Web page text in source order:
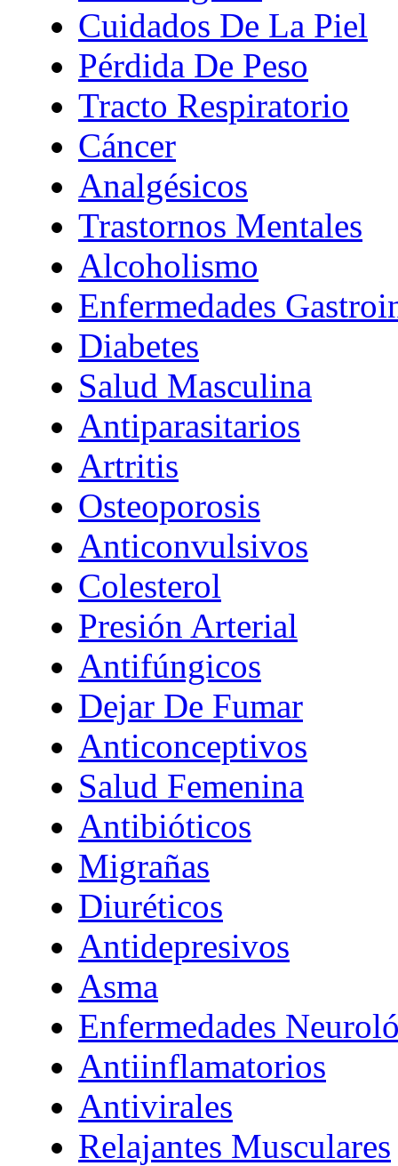
Cuidados De La Piel
Pérdida De Peso
Tracto Respiratorio
Cáncer
Analgésicos
Trastornos Mentales
Alcoholismo
Enfermedades
Diabetes
Salud Masculina
Antiparasitarios
Artritis
Osteoporosis
Anticonvulsivos
Colesterol
Presión Arterial
Antifúngicos
Dejar De Fumar
Anticonceptivos
Salud Femenina
Antibióticos
Migrañas
Diuréticos
Antidepresivos
Asma
Enfermedades
Antiinflamatorios
Antivirales
Relajantes Musculares